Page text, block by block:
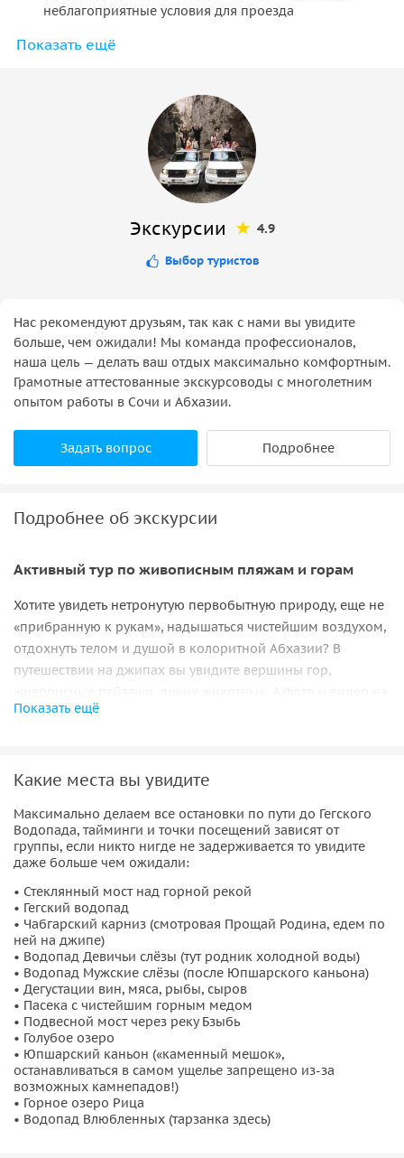
неблагоприятные условия для проезда
Трансфер с центра Пицунды и дальше него
Показать ещё
Экскурсии 4.9
Выбор туристов
Нас рекомендуют друзьям, так как с нами вы увидите
больше, чем ожидали! Мы команда профессионалов,
наша цель — делать ваш отдых максимально комфортным.
Грамотные аттестованные экскурсоводы с многолетним
опытом работы в Сочи и Абхазии.
Задать вопрос Подробнее
Подробнее об экскурсии
Активный тур по живописным пляжам и горам
Хотите увидеть нетронутую первобытную природу, еще не
«прибранную к рукам», надышаться чистейшим воздухом,
отдохнуть телом и душой в колоритной Абхазии? В
путешествии на джипах вы увидите вершины гор,
открытой кабины внедорожника получаются просто
самых впечатлений, именно под ваш вкус, которые
подойдут именно вам.
Во время поездки вы увидите:
водопад Мужские слёзы;
пасека и винный погреб;
подвесной мост через реку Бзыбь;
Голубое озеро;
Юпшарский каньон («каменный мешок»);
Чабгарский карниз (едем по нему) и смотровая
Прощай Родина;
озеро Рица;
Водопад влюбленных;
Гегский водопад.
Показать ещё
Какие места вы увидите
Максимально делаем все остановки по пути до Гегского
Водопада, тайминги и точки посещений зависят от
группы, если никто нигде не задерживается то увидите
даже больше чем ожидали:
• Стеклянный мост над горной рекой
• Гегский водопад
• Чабгарский карниз (смотровая Прощай Родина, едем по
ней на джипе)
• Водопад Девичьи слёзы (тут родник холодной воды)
• Водопад Мужские слёзы (после Юпшарского каньона)
• Дегустации вин, мяса, рыбы, сыров
• Пасека с чистейшим горным медом
• Подвесной мост через реку Бзыбь
• Голубое озеро
• Юпшарский каньон («каменный мешок»,
останавливаться в самом ущелье запрещено из-за
возможных камнепадов!)
• Горное озеро Рица
• Водопад Влюбленных (тарзанка здесь)